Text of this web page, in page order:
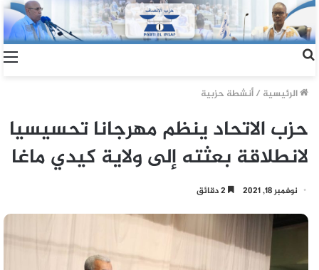
الرئيسية /أنشطة حزبية
حزب الاتحاد ينظم مهرجانا تحسيسيا
لانطلاقة بعثته إلى ولاية كيدي ماغا
نوفمبر 18, 2021